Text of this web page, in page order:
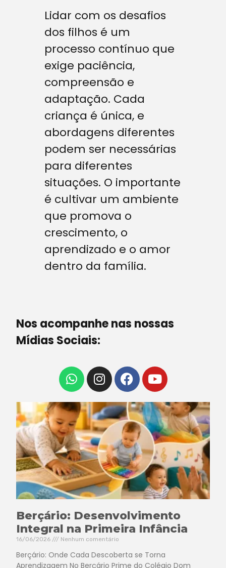
Lidar com os desafios
dos filhos é um
processo contínuo que
exige paciência,
compreensão e
adaptação. Cada
criança é única, e
abordagens diferentes
podem ser necessárias
para diferentes
situações. O importante
é cultivar um ambiente
que promova o
crescimento, o
aprendizado e o amor
dentro da família.
Nos acompanhe nas nossas
Mídias Sociais:
Berçário: Desenvolvimento
Integral na Primeira Infância
16/06/2026 Nenhum comentário
Berçário: Onde Cada Descoberta se Torna
Aprendizagem No Berçário Prime do Colégio Dom